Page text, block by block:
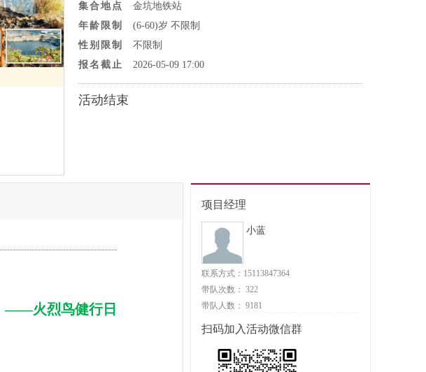
集合地点
金坑地铁站
年龄限制
(6-60)岁 不限制
性别限制
不限制
报名截止
2026-05-09 17:00
活动结束
——火烈鸟健行日
项目经理
小蓝
联系方式：15113847364
带队次数： 322
带队人数： 9181
扫码加入活动微信群